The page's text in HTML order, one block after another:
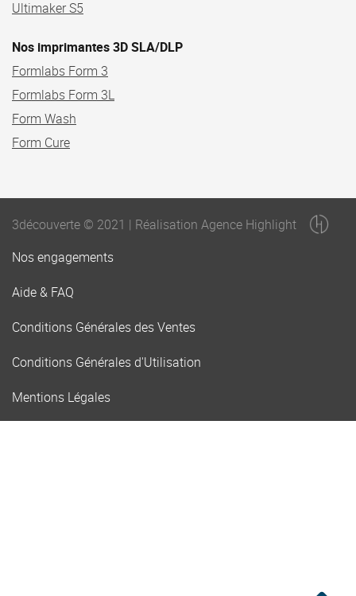
Ultimaker S5
Nos imprimantes 3D SLA/DLP
Formlabs Form 3
Formlabs Form 3L
Form Wash
Form Cure
3découverte © 2021 | Réalisation Agence Highlight
Nos engagements
Aide & FAQ
Conditions Générales des Ventes
Conditions Générales d'Utilisation
Mentions Légales